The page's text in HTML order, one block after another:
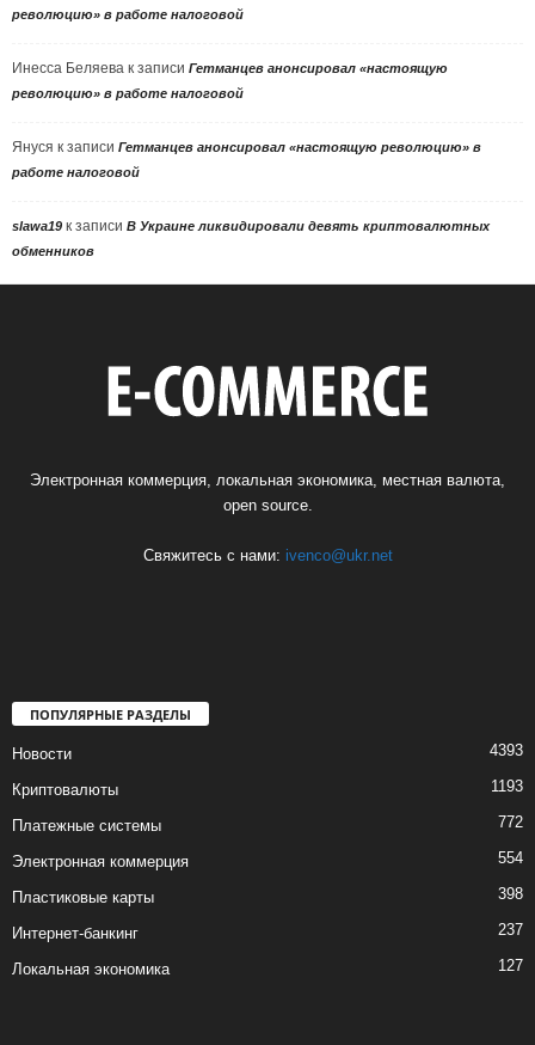
революцию» в работе налоговой
Инесса Беляева к записи Гетманцев анонсировал «настоящую
революцию» в работе налоговой
Януся к записи Гетманцев анонсировал «настоящую революцию» в
работе налоговой
slawa19 к записи В Украине ликвидировали девять криптовалютных
обменников
Электронная коммерция, локальная экономика, местная валюта,
open source.
Свяжитесь с нами: ivenco@ukr.net
ПОПУЛЯРНЫЕ РАЗДЕЛЫ
Новости 4393
Криптовалюты 1193
Платежные системы 772
Электронная коммерция 554
Пластиковые карты 398
Интернет-банкинг 237
Локальная экономика 127